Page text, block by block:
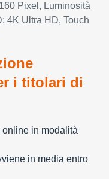
Pixel, Luminosità
4K Ultra HD, Touch
i titolari di
in modalità
in media entro